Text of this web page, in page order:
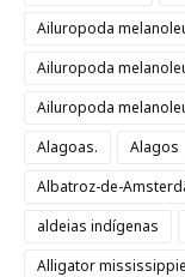
Ailuropoda
Ailuropoda
Ailuropoda
Alagoas.
Alagos
Albatroz-de-
aldeias indígenas
Alligator